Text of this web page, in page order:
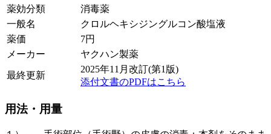
薬効分類
消毒薬
一般名
クロルヘキシジングルコン酸塩液
薬価
7円
メーカー
ヤクハン製薬
最終更新
2025年11月改訂(第1版)
添付文書のPDFはこちら
用法・用量